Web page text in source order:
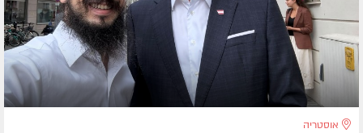
אוסטריה